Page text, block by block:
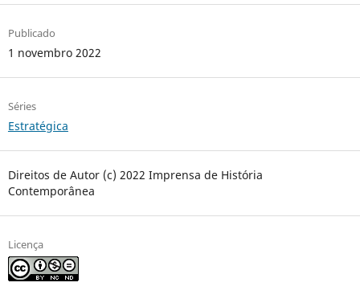
Publicado
1 novembro 2022
Séries
Estratégica
Direitos de Autor (c) 2022 Imprensa de História
Contemporânea
Licença